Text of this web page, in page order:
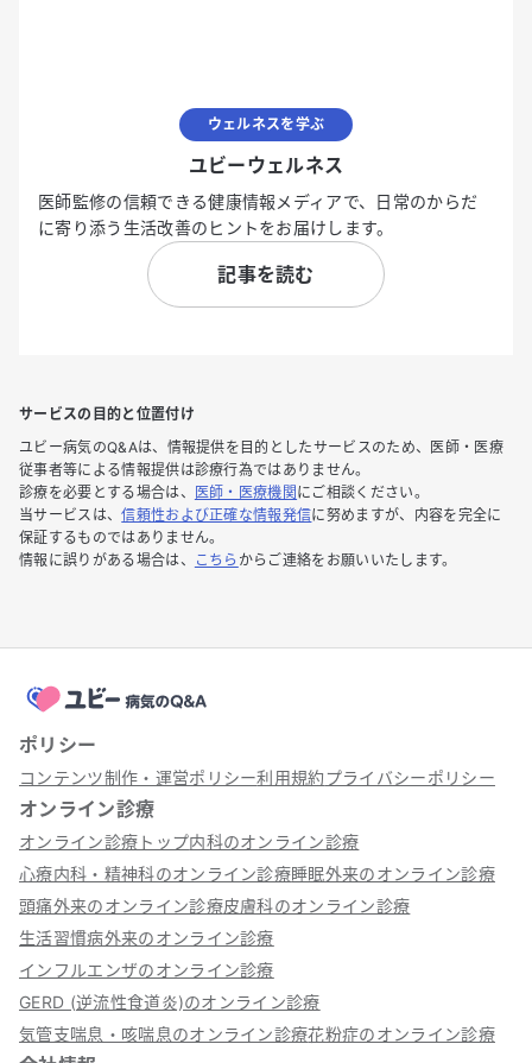
ウェルネスを学ぶ
ユビーウェルネス
医師監修の信頼できる健康情報メディアで、日常のからだ
に寄り添う生活改善のヒントをお届けします。
記事を読む
サービスの目的と位置付け
ユビー病気のQ&Aは、情報提供を目的としたサービスのため、医師・医療
従事者等による情報提供は診療行為ではありません。
診療を必要とする場合は、
医師・医療機関 にご相談ください。
当サービスは、信頼性および正確な情報発信に努めますが、内容を完全に
保証するものではありません。
情報に誤りがある場合は、
こちら からご連絡をお願いいたします。
ポリシー
コンテンツ制作・運営ポリシー利用規約プライバシーポリシー
オンライン診療
オンライン診療トップ内科のオンライン診療
心療内科・精神科のオンライン診療睡眠外来のオンライン診療
頭痛外来のオンライン診療皮膚科のオンライン診療
生活習慣病外来のオンライン診療
インフルエンザのオンライン診療
GERD (逆流性食道炎)のオンライン診療
気管支喘息・咳喘息のオンライン診療花粉症のオンライン診療